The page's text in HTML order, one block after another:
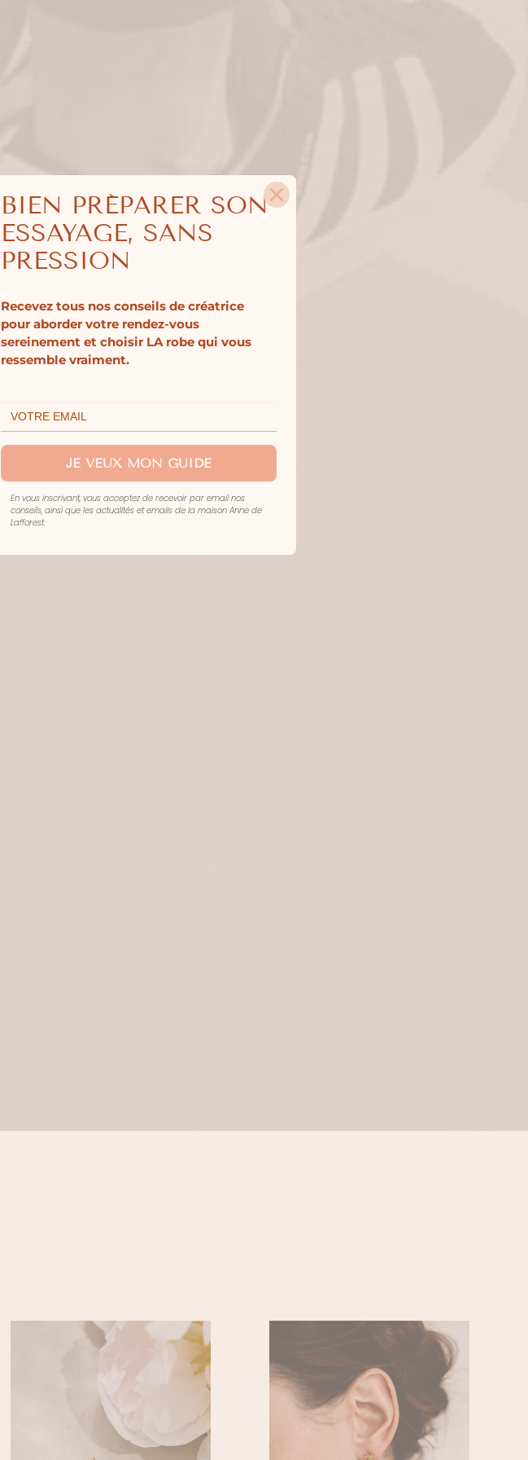
BIEN PRÉPARER SON
ESSAYAGE, SANS
PRESSION
Recevez tous nos conseils de créatrice
pour aborder votre rendez-vous
sereinement et choisir LA robe qui vous
ressemble vraiment.
JE VEUX MON GUIDE
En vous inscrivant, vous acceptez de recevoir par email nos
conseils, ainsi que les actualités et emails de la maison Anne de
Lafforest.